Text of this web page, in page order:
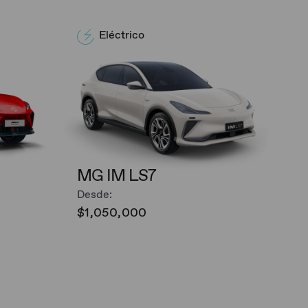
Eléctrico
MG IM LS7
Desde:
$1,050,000